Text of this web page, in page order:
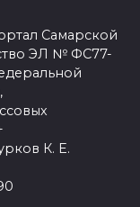
Самарской
ЭЛ № ФС77-
К. Е.